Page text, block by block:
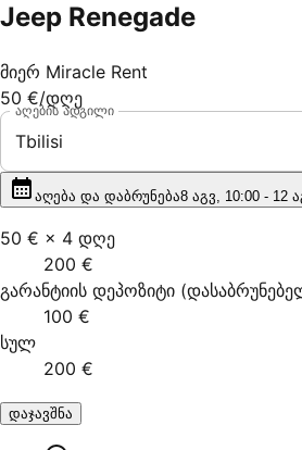
Jeep Renegade
მიერ Miracle Rent
50 €/დღე
აღების ადგილი
Tbilisi
აღება და დაბრუნება8 აგვ, 10:00 - 12
50 € × 4 დღე
200 €
გარანტიის დეპოზიტი (
100 €
სულ
200 €
დაჯავშნა